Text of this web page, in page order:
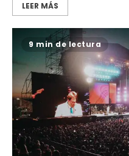
LEER MÁS
9 min de lectura